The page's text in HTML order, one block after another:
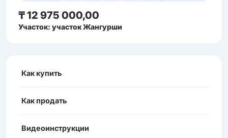
₸ 12 975 000,00
Участок: участок Жангурши
Как купить
Как продать
Видеоинструкции